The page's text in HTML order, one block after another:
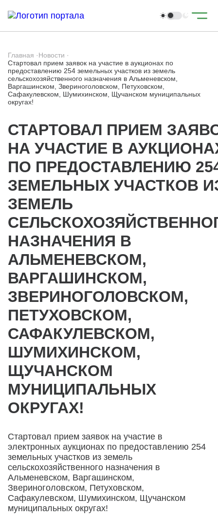
Главная ·Новости ·
Стартовал прием заявок на участие в аукционах по
предоставлению 254 земельных участков из земель
сельскохозяйственного назначения в Альменевском,
Варгашинском, Звериноголовском, Петуховском,
Сафакулевском, Шумихинском, Щучанском муниципальных
округах!
СТАРТОВАЛ ПРИЕМ
НА УЧАСТИЕ В
ПО ПРЕДОСТАВЛЕНИЮ
ЗЕМЕЛЬНЫХ УЧАСТКОВ
ЗЕМЕЛЬ
НАЗНАЧЕНИЯ В
АЛЬМЕНЕВСКОМ,
ВАРГАШИНСКОМ,
ЗВЕРИНОГОЛОВСКОМ,
ПЕТУХОВСКОМ,
САФАКУЛЕВСКОМ,
ШУМИХИНСКОМ,
ЩУЧАНСКОМ
МУНИЦИПАЛЬНЫХ
ОКРУГАХ!
Стартовал прием заявок на участие в
электронных аукционах по предоставлению 254
земельных участков из земель
сельскохозяйственного назначения в
Альменевском, Варгашинском,
Звериноголовском, Петуховском,
Сафакулевском, Шумихинском, Щучанском
муниципальных округах!